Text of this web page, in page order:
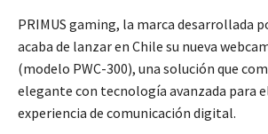
PRIMUS gaming, la marca desarrollada
acaba de lanzar en Chile su nueva
(modelo PWC-300), una solución que
elegante con tecnología avanzada para
experiencia de comunicación digital.